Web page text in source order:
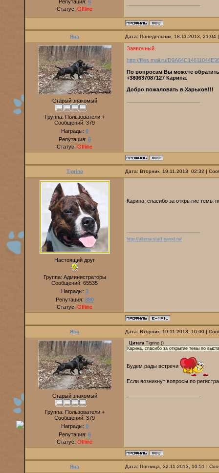
Репутация: 6
Статус: Offline
Яра Дата: Понедельник, 18.11.2013,
Старый знакомый
Группа: Пользователи +
Сообщений: 379
Награды: 0
Репутация: 6
Статус: Offline
Заявочный.
http://files.mail.ru/
По вопросам Вы можете
+380637087127 Карина.
Добро пожаловать в Харьков!!!
Tigrino Дата: Вторник, 19.11.2013, 02:32 |
Настоящий друг
Группа: Администраторы
Сообщений: 65535
Награды: 3
Репутация: 890
Статус: Offline
Карина, спасибо за открытие темы
http://alterra-staff.narod.ru/
Яра Дата: Вторник, 19.11.2013, 10:00 |
Старый знакомый
Группа: Пользователи +
Сообщений: 379
Награды: 0
Репутация: 6
Статус: Offline
Цитата Tigrino ()
Карина, спасибо за открытие темы по
Будем рады встречи
Если возникнут вопросы по
Яра Дата: Пятница, 22.11.2013, 10:51 |